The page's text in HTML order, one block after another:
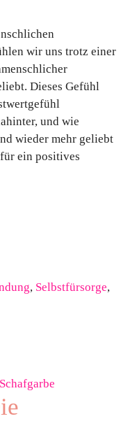
wir uns trotz einer
Dieses Gefühl
und wie
wieder mehr geliebt
ein positives
, Selbstfürsorge,